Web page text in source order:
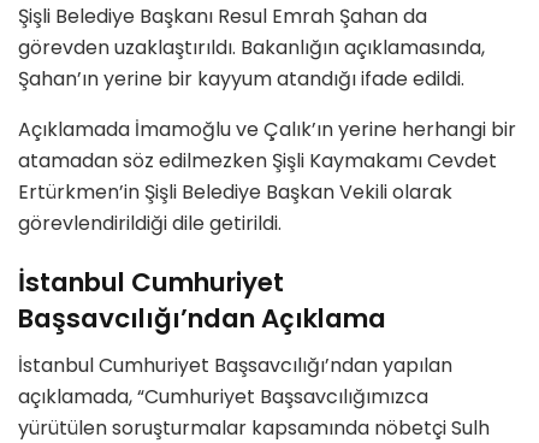
Şişli Belediye Başkanı Resul Emrah Şahan da
görevden uzaklaştırıldı. Bakanlığın açıklamasında,
Şahan’ın yerine bir kayyum atandığı ifade edildi.
Açıklamada İmamoğlu ve Çalık’ın yerine herhangi bir
atamadan söz edilmezken Şişli Kaymakamı Cevdet
Ertürkmen’in Şişli Belediye Başkan Vekili olarak
görevlendirildiği dile getirildi.
İstanbul Cumhuriyet
Başsavcılığı’ndan Açıklama
İstanbul Cumhuriyet Başsavcılığı’ndan yapılan
açıklamada, “Cumhuriyet Başsavcılığımızca
yürütülen soruşturmalar kapsamında nöbetçi Sulh